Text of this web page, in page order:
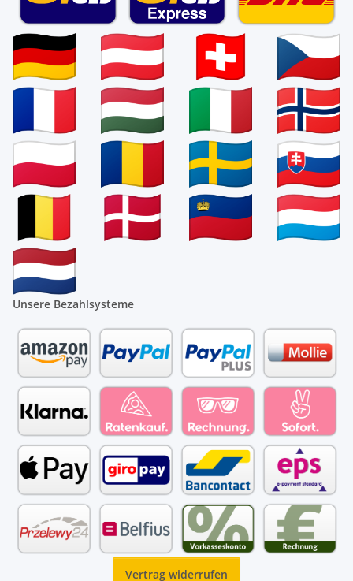
Unsere Bezahlsysteme
Vertrag widerrufen